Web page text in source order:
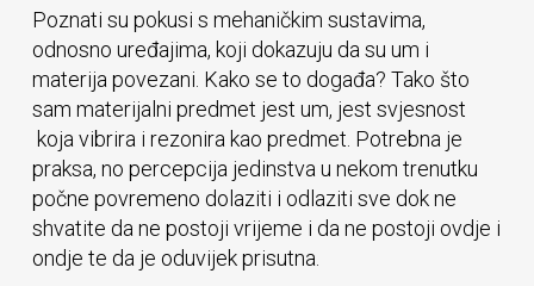
Poznati su pokusi s mehaničkim sustavima,
odnosno uređajima, koji dokazuju da su um i
materija povezani. Kako se to događa? Tako što
sam materijalni predmet jest um, jest svjesnost
koja vibrira i rezonira kao predmet. Potrebna je
praksa, no percepcija jedinstva u nekom trenutku
počne povremeno dolaziti i odlaziti sve dok ne
shvatite da ne postoji vrijeme i da ne postoji ovdje i
ondje te da je oduvijek prisutna.